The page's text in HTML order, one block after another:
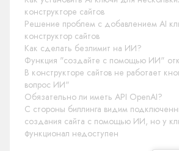
конструкторе сайтов
Решение проблем с добавлением AI
конструктор сайтов
Как сделать безлимит на ИИ?
Функция "создайте с помощью ИИ"
В конструкторе сайтов не работает
вопрос ИИ"
Обязательно ли иметь API OpenAI?
С стороны биллинга видим
создания сайта с помощью ИИ, но у
функционал недоступен